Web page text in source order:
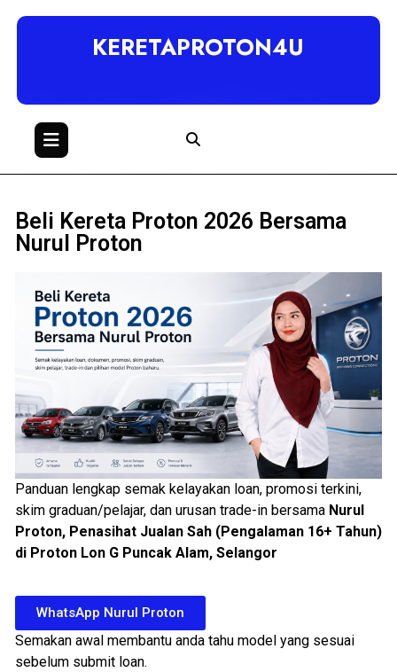
KERETAPROTON4U
Beli Kereta Proton 2026 Bersama
Nurul Proton
Panduan lengkap semak kelayakan loan, promosi terkini,
skim graduan/pelajar, dan urusan trade-in bersama Nurul
Proton, Penasihat Jualan Sah (Pengalaman 16+ Tahun)
di Proton Lon G Puncak Alam, Selangor
WhatsApp Nurul Proton
Semakan awal membantu anda tahu model yang sesuai
sebelum submit loan.